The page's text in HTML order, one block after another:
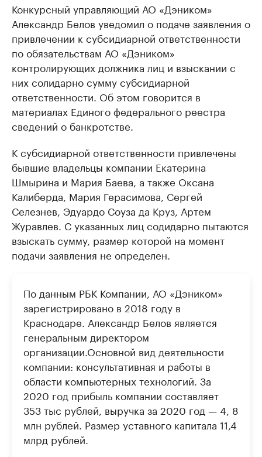
Конкурсный управляющий АО «Дэником»
Александр Белов уведомил о подаче заявления о
привлечении к субсидиарной ответственности
по обязательствам АО «Дэником»
контролирующих должника лиц и взыскании с
них солидарно сумму субсидиарной
ответственности. Об этом говорится в
материалах Единого федерального реестра
сведений о банкротстве.
К субсидиарной ответственности привлечены
бывшие владельцы компании Екатерина
Шмырина и Мария Баева, а также Оксана
Калиберда, Мария Герасимова, Сергей
Селезнев, Эдуардо Соуза да Круз, Артем
Журавлев. С указанных лиц содидарно пытаются
взыскать сумму, размер которой на момент
подачи заявления не определен.
По данным РБК Компании, АО «Дэником»
зарегистрировано в 2018 году в
Краснодаре. Александр Белов является
генеральным директором
организации.Основной вид деятельности
компании: консультативная и работы в
области компьютерных технологий. За
2020 год прибыль компании составляет
353 тыс рублей, выручка за 2020 год — 4, 8
млн рублей. Размер уставного капитала 11,4
млрд рублей.